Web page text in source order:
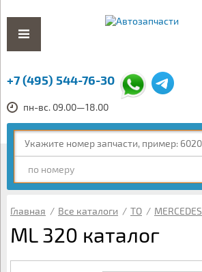
+7 (495) 544-76-30
пн-вс. 09.00—18.00
по номеру
Главная / Все каталоги / ТО / MERCEDES
ML 320 каталог